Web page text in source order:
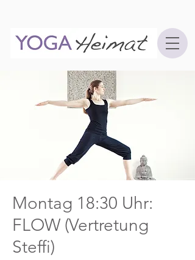
Montag 18:30 Uhr:
FLOW (Vertretung
Steffi)